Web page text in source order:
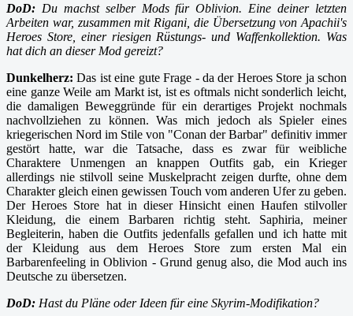
DoD: Du machst selber Mods für Oblivion. Eine deiner letzten
Arbeiten war, zusammen mit Rigani, die Übersetzung von Apachii's
Heroes Store, einer riesigen Rüstungs- und Waffenkollektion. Was
hat dich an dieser Mod gereizt?
Dunkelherz: Das ist eine gute Frage - da der Heroes Store ja schon
eine ganze Weile am Markt ist, ist es oftmals nicht sonderlich leicht,
die damaligen Beweggründe für ein derartiges Projekt nochmals
nachvollziehen zu können. Was mich jedoch als Spieler eines
kriegerischen Nord im Stile von "Conan der Barbar" definitiv immer
gestört hatte, war die Tatsache, dass es zwar für weibliche
Charaktere Unmengen an knappen Outfits gab, ein Krieger
allerdings nie stilvoll seine Muskelpracht zeigen durfte, ohne dem
Charakter gleich einen gewissen Touch vom anderen Ufer zu geben.
Der Heroes Store hat in dieser Hinsicht einen Haufen stilvoller
Kleidung, die einem Barbaren richtig steht. Saphiria, meiner
Begleiterin, haben die Outfits jedenfalls gefallen und ich hatte mit
der Kleidung aus dem Heroes Store zum ersten Mal ein
Barbarenfeeling in Oblivion - Grund genug also, die Mod auch ins
Deutsche zu übersetzen.
DoD: Hast du Pläne oder Ideen für eine Skyrim-Modifikation?